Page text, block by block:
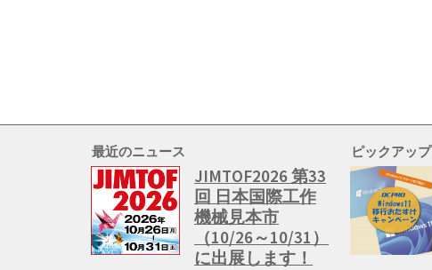
最近のニュース
JIMTOF2026 第33
回 日本国際工作
機械見本市
（10/26～10/31）
に出展します！
ピックアップ